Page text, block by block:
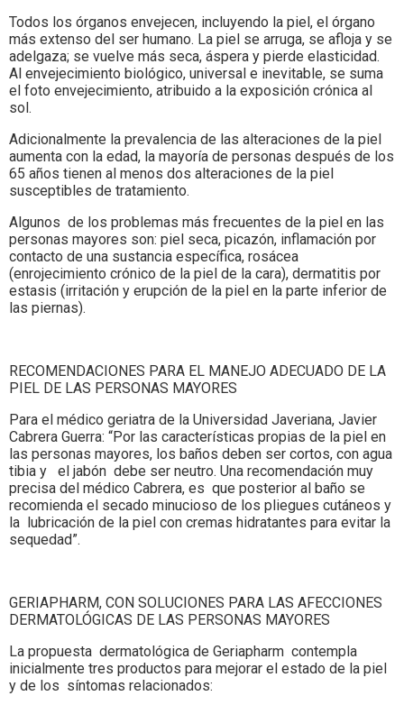
Todos los órganos envejecen, incluyendo la piel, el órgano
más extenso del ser humano. La piel se arruga, se afloja y se
adelgaza; se vuelve más seca, áspera y pierde elasticidad.
Al envejecimiento biológico, universal e inevitable, se suma
el foto envejecimiento, atribuido a la exposición crónica al
sol.
Adicionalmente la prevalencia de las alteraciones de la piel
aumenta con la edad, la mayoría de personas después de los
65 años tienen al menos dos alteraciones de la piel
susceptibles de tratamiento.
Algunos de los problemas más frecuentes de la piel en las
personas mayores son: piel seca, picazón, inflamación por
contacto de una sustancia específica, rosácea
(enrojecimiento crónico de la piel de la cara), dermatitis por
estasis (irritación y erupción de la piel en la parte inferior de
las piernas).
RECOMENDACIONES PARA EL MANEJO ADECUADO DE LA
PIEL DE LAS PERSONAS MAYORES
Para el médico geriatra de la Universidad Javeriana, Javier
Cabrera Guerra: “Por las características propias de la piel en
las personas mayores, los baños deben ser cortos, con agua
tibia y el jabón debe ser neutro. Una recomendación muy
precisa del médico Cabrera, es que posterior al baño se
recomienda el secado minucioso de los pliegues cutáneos y
la lubricación de la piel con cremas hidratantes para evitar la
sequedad”.
GERIAPHARM, CON SOLUCIONES PARA LAS AFECCIONES
DERMATOLÓGICAS DE LAS PERSONAS MAYORES
La propuesta dermatológica de Geriapharm contempla
inicialmente tres productos para mejorar el estado de la piel
y de los síntomas relacionados: